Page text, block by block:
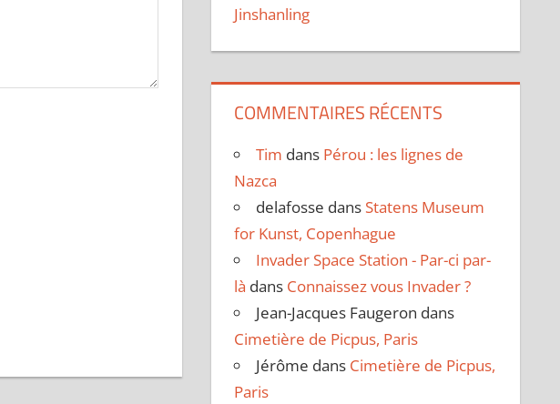
Jinshanling
COMMENTAIRES RÉCENTS
Tim dans Pérou : les lignes de
Nazca
delafosse dans Statens Museum
for Kunst, Copenhague
Invader Space Station - Par-ci par-
là dans Connaissez vous Invader ?
Jean-Jacques Faugeron dans
Cimetière de Picpus, Paris
Jérôme dans Cimetière de Picpus,
Paris